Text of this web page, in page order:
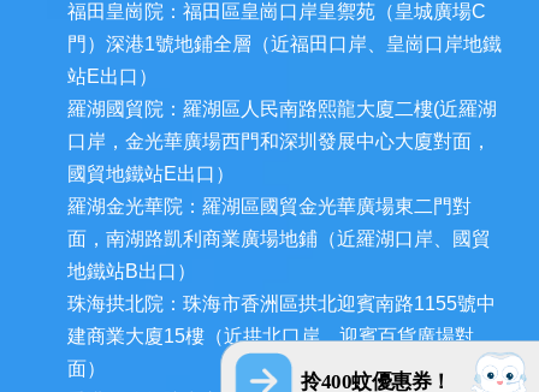
拎400蚊優惠券！
福田皇崗院：福田區皇崗口岸皇禦苑（皇城廣場C
門）深港1號地鋪全層（近福田口岸、皇崗口岸地鐵
站E出口）
羅湖國貿院：羅湖區人民南路熙龍大廈二樓(近羅湖
口岸，金光華廣場西門和深圳發展中心大廈對面，
國貿地鐵站E出口）
羅湖金光華院：羅湖區國貿金光華廣場東二門對
面，南湖路凱利商業廣場地鋪（近羅湖口岸、國貿
地鐵站B出口）
珠海拱北院：珠海市香洲區拱北迎賓南路1155號中
建商業大廈15樓（近拱北口岸，迎賓百貨廣場對
面）